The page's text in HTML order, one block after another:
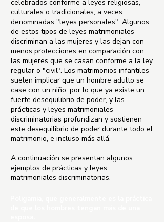
celebrados conforme a leyes religiosas,
culturales o tradicionales, a veces
denominadas "leyes personales". Algunos
de estos tipos de leyes matrimoniales
discriminan a las mujeres y las dejan con
menos protecciones en comparación con
las mujeres que se casan conforme a la ley
regular o "civil". Los matrimonios infantiles
suelen implicar que un hombre adulto se
case con un niño, por lo que ya existe un
fuerte desequilibrio de poder, y las
prácticas y leyes matrimoniales
discriminatorias profundizan y sostienen
este desequilibrio de poder durante todo el
matrimonio, e incluso más allá.
A continuación se presentan algunos
ejemplos de prácticas y leyes
matrimoniales discriminatorias.